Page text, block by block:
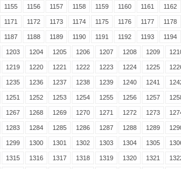
1155 1156 1157 1158 1159 1160 1161 1162
1171 1172 1173 1174 1175 1176 1177 1178
1187 1188 1189 1190 1191 1192 1193 1194
1203 1204 1205 1206 1207 1208 1209
1219 1220 1221 1222 1223 1224 1225
1235 1236 1237 1238 1239 1240 1241
1251 1252 1253 1254 1255 1256 1257
1267 1268 1269 1270 1271 1272 1273
1283 1284 1285 1286 1287 1288 1289
1299 1300 1301 1302 1303 1304 1305
1315 1316 1317 1318 1319 1320 1321